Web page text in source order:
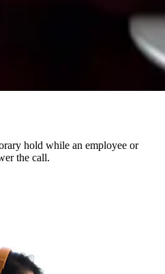
hold while an employee or
the call.